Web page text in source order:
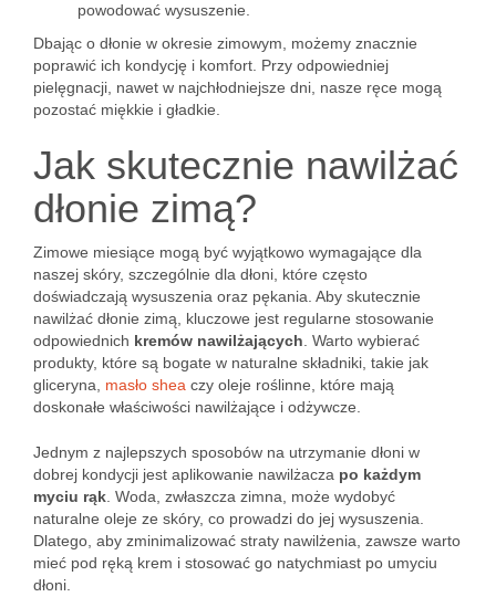
powodować wysuszenie.
Dbając o dłonie w okresie zimowym, możemy znacznie
poprawić ich kondycję i komfort. Przy odpowiedniej
pielęgnacji, nawet w najchłodniejsze dni, nasze ręce mogą
pozostać miękkie i gładkie.
Jak skutecznie nawilżać
dłonie zimą?
Zimowe miesiące mogą być wyjątkowo wymagające dla
naszej skóry, szczególnie dla dłoni, które często
doświadczają wysuszenia oraz pękania. Aby skutecznie
nawilżać dłonie zimą, kluczowe jest regularne stosowanie
odpowiednich kremów nawilżających . Warto wybierać
produkty, które są bogate w naturalne składniki, takie jak
gliceryna, masło shea czy oleje roślinne, które mają
doskonałe właściwości nawilżające i odżywcze.
Jednym z najlepszych sposobów na utrzymanie dłoni w
dobrej kondycji jest aplikowanie nawilżacza po każdym
myciu rąk . Woda, zwłaszcza zimna, może wydobyć
naturalne oleje ze skóry, co prowadzi do jej wysuszenia.
Dlatego, aby zminimalizować straty nawilżenia, zawsze warto
mieć pod ręką krem i stosować go natychmiast po umyciu
dłoni.